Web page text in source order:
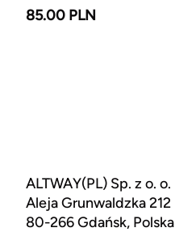
85.00 PLN
ALTWAY(PL) Sp. z o. o.
Aleja Grunwaldzka 212
80-266 Gdańsk, Polska